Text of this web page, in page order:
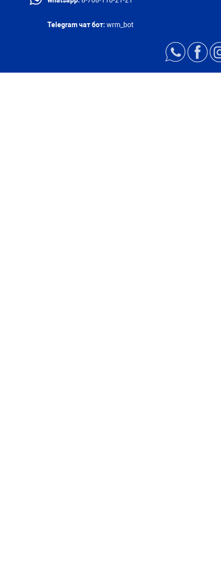
Telegram чат бот: wrm_bot